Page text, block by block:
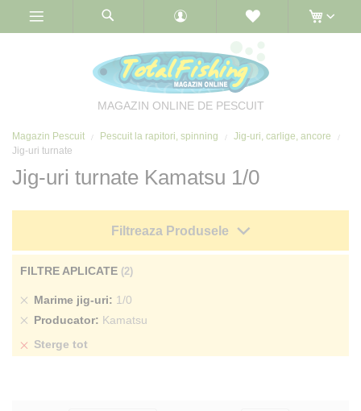
MAGAZIN ONLINE DE PESCUIT
Magazin Pescuit Pescuit la rapitori, spinning
Jig-uri, carlige, ancore
Jig-uri turnate
Jig-uri turnate Kamatsu 1/0
Filtreaza Produsele
FILTRE APLICATE
Marime jig-uri 1/0
Sterge
produs
Producator Kamatsu
Sterge
Sterge tot